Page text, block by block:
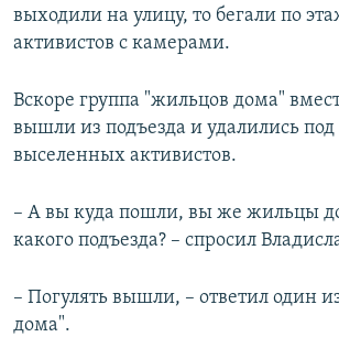
выходили на улицу, то бегали по
активистов с камерами.
Вскоре группа "жильцов дома"
вышли из подъезда и удалились
выселенных активистов.
– А вы куда пошли, вы же жильцы
какого подъезда? – спросил
– Погулять вышли, – ответил один
дома".